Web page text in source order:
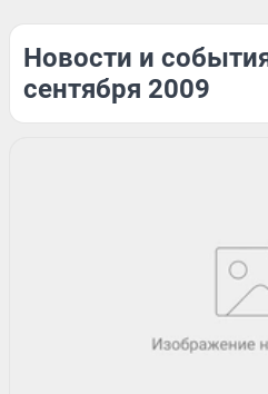
Новости и
сентября 2009